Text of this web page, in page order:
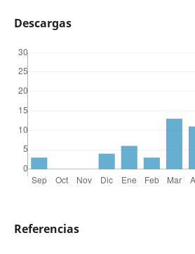
Descargas
Referencias